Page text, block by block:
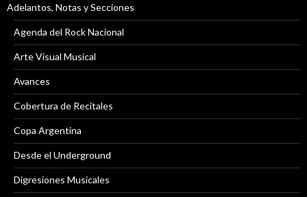
Adelantos, Notas y Secciones
Agenda del Rock Nacional
Arte Visual Musical
Avances
Cobertura de Recitales
Copa Argentina
Desde el Underground
Digresiones Musicales